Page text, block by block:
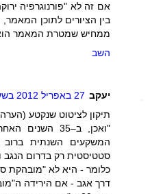
אם זה לא "פורנוגרפיה
בין הציורים לתוכן
ממחיש שמטרת המאמר הוא
השב
יעקב 27 באפריל 2012 בשעה 2:01
תיקון לציטוט שנקטע
"ואכן, ב–35
המשקעים השנתית
סטטיסטית רק בדרום הנגב
כלומר - היא לא "מובהקת